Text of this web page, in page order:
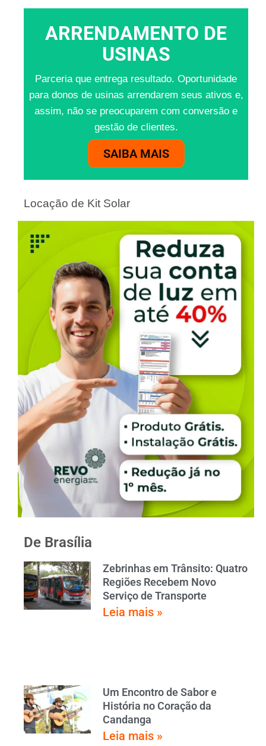
ARRENDAMENTO DE
USINAS
Parceria que entrega resultado. Oportunidade
para donos de usinas arrendarem seus ativos e,
assim, não se preocuparem com conversão e
gestão de clientes.
SAIBA MAIS
Locação de Kit Solar
De Brasília
Zebrinhas em Trânsito: Quatro
Regiões Recebem Novo
Serviço de Transporte
Leia mais »
Um Encontro de Sabor e
História no Coração da
Candanga
Leia mais »